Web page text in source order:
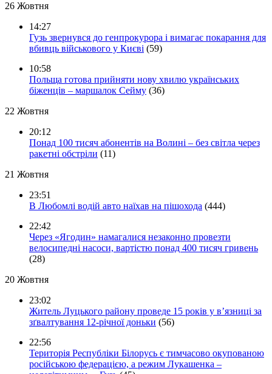
26 Жовтня
14:27
Гузь звернувся до генпрокурора і вимагає покарання для
вбивць військового у Києві (59)
10:58
Польща готова прийняти нову хвилю українських
біженців – маршалок Сейму (36)
22 Жовтня
20:12
Понад 100 тисяч абонентів на Волині – без світла через
ракетні обстріли (11)
21 Жовтня
23:51
В Любомлі водій авто наїхав на пішохода (444)
22:42
Через «Ягодин» намагалися незаконно провезти
велосипедні насоси, вартістю понад 400 тисяч гривень
(28)
20 Жовтня
23:02
Житель Луцького району проведе 15 років у в’язниці за
зґвалтування 12-річної доньки (56)
22:56
Територія Республіки Білорусь є тимчасово окупованою
російською федерацією, а режим Лукашенка –